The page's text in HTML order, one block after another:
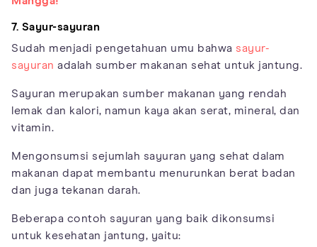
7. Sayur-sayuran
Sudah menjadi pengetahuan umu bahwa sayur-
sayuran adalah sumber makanan sehat untuk jantung.
Sayuran merupakan sumber makanan yang rendah
lemak dan kalori, namun kaya akan serat, mineral, dan
vitamin.
Mengonsumsi sejumlah sayuran yang sehat dalam
makanan dapat membantu menurunkan berat badan
dan juga tekanan darah.
Beberapa contoh sayuran yang baik dikonsumsi
untuk kesehatan jantung, yaitu: